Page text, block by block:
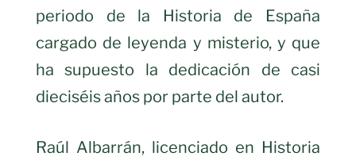
periodo de la Historia de España
cargado de leyenda y misterio, y que
ha supuesto la dedicación de casi
dieciséis años por parte del autor.
Raúl Albarrán, licenciado en Historia